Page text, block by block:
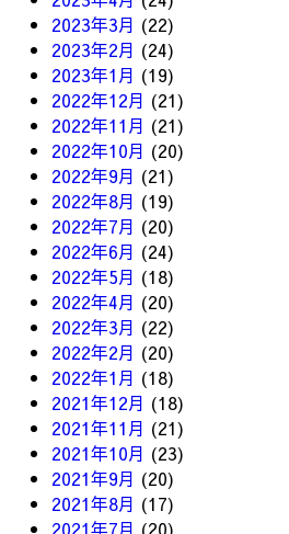
2023年3月 (22)
2023年2月 (24)
2023年1月 (19)
2022年12月 (21)
2022年11月 (21)
2022年10月 (20)
2022年9月 (21)
2022年8月 (19)
2022年7月 (20)
2022年6月 (24)
2022年5月 (18)
2022年4月 (20)
2022年3月 (22)
2022年2月 (20)
2022年1月 (18)
2021年12月 (18)
2021年11月 (21)
2021年10月 (23)
2021年9月 (20)
2021年8月 (17)
2021年7月 (20)